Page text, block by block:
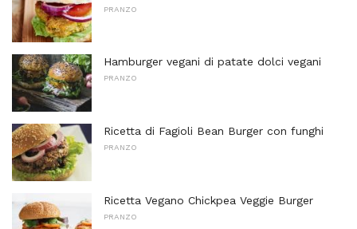
PRANZO
Hamburger vegani di patate dolci vegani
PRANZO
Ricetta di Fagioli Bean Burger con funghi
PRANZO
Ricetta Vegano Chickpea Veggie Burger
PRANZO